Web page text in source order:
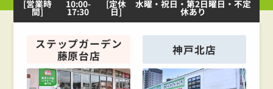
[営業時
間]
10:00-
17:30
[定休
日]
水曜・祝日・第2日曜日・不定
休あり
ステップガーデン
藤原台店
神戸北店